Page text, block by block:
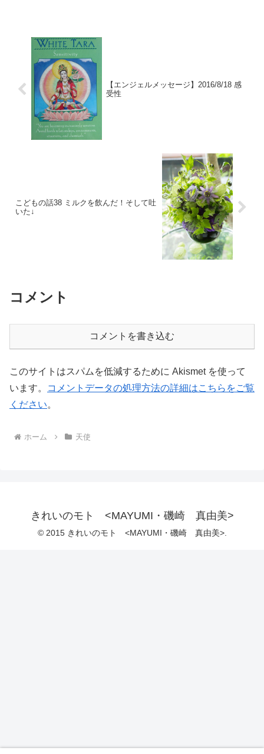
【エンジェルメッセージ】2016/8/18 感
受性
こどもの話38 ミルクを飲んだ！そして吐
いた↓
コメント
コメントを書き込む
このサイトはスパムを低減するために Akismet を使って
います。
コメントデータの処理方法の詳細はこちらをご覧
ください。
ホーム 天使
きれいのモト <MAYUMI・磯崎 真由美>
© 2015 きれいのモト <MAYUMI・磯崎 真由美>.